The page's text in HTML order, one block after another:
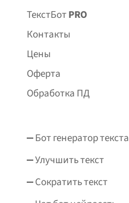
ТекстБотPRO
Контакты
Цены
Оферта
Обработка ПД
Бот генератор текста
Улучшить текст
Сократить текст